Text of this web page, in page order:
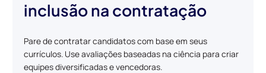
inclusão na contratação
Pare de contratar candidatos com base em seus
currículos. Use avaliações baseadas na ciência para criar
equipes diversificadas e vencedoras.